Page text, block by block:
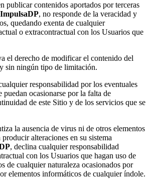
publicar contenidos aportados por terceras
ImpulsaDP, no responde de la veracidad y
quedando exenta de cualquier
o extracontractual con los Usuarios que
el derecho de modificar el contenido del
sin ningún tipo de limitación.
responsabilidad por los eventuales
puedan ocasionarse por la falta de
de este Sitio y de los servicios que se
la ausencia de virus ni de otros elementos
alteraciones en su sistema
, declina cualquier responsabilidad
con los Usuarios que hagan uso de
de cualquier naturaleza ocasionados por
elementos informáticos de cualquier índole.